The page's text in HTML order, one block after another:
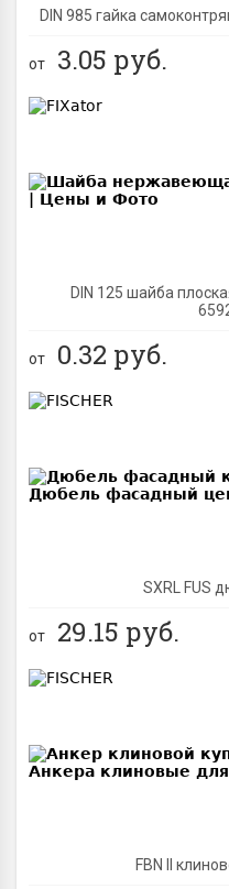
DIN 985 гайка
от 3.05 руб.
DIN 125 шайба
от 0.32 руб.
SXRL FUS
от 29.15 руб.
FBN II